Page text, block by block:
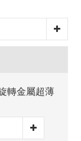
轉金屬超薄